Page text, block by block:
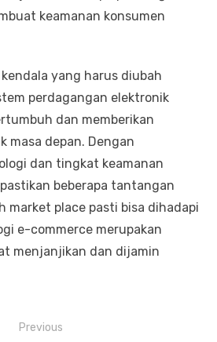
keamanan konsumen
yang harus diubah
perdagangan elektronik
dan memberikan
masa depan. Dengan
dan tingkat keamanan
beberapa tantangan
market place pasti bisa dihadapi
e-commerce merupakan
menjanjikan dan dijamin
Previous